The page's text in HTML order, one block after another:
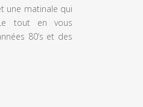
une matinale qui
tout en vous
80’s et des